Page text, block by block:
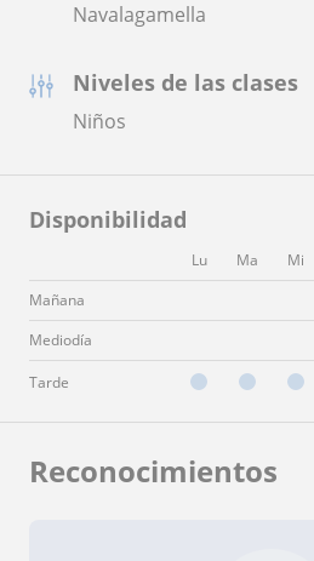
Navalagamella
Niveles de las clases
Niños
Disponibilidad
Lu Ma Mi
Mañana
Mediodía
Tarde
Reconocimientos